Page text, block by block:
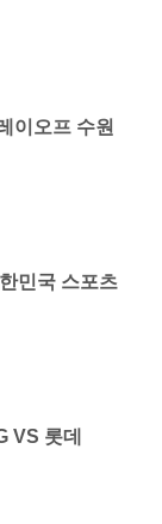
이오프 수원
민국 스포츠
VS 롯데